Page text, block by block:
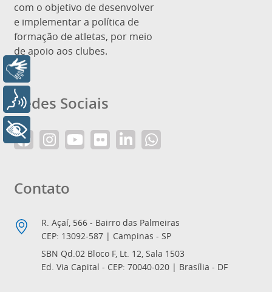
com o objetivo de desenvolver
e implementar a política de
formação de atletas, por meio
de apoio aos clubes.
Redes Sociais
Contato
R. Açaí, 566 - Bairro das Palmeiras
CEP: 13092-587 | Campinas - SP
SBN Qd.02 Bloco F, Lt. 12, Sala 1503
Ed. Via Capital - CEP: 70040-020 | Brasília - DF
Voz
+ Acessibilidade